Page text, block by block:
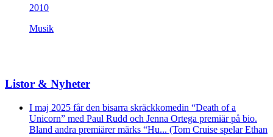
2010
Musik
Listor & Nyheter
I maj 2025 får den bisarra skräckkomedin “Death of a
Unicorn” med Paul Rudd och Jenna Ortega premiär på bio.
Bland andra premiärer märks “Hu... (Tom Cruise spelar Ethan